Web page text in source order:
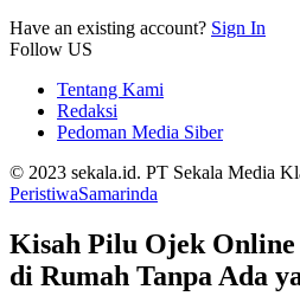
Have an existing account? Sign In
Follow US
Tentang Kami
Redaksi
Pedoman Media Siber
© 2023 sekala.id. PT Sekala Media
PeristiwaSamarinda
Kisah Pilu Ojek Online
di Rumah Tanpa Ada